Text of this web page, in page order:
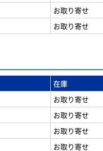
お取り寄せ
お取り寄せ
在庫
お取り寄せ
お取り寄せ
お取り寄せ
お取り寄せ